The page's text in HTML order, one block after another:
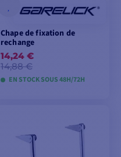
Chape de fixation de
rechange
14,24 €
14,88 €
EN STOCK SOUS 48H/72H
PANIER